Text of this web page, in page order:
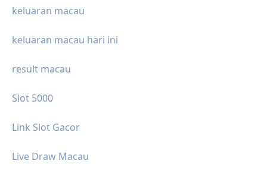
keluaran macau
keluaran macau hari ini
result macau
Slot 5000
Link Slot Gacor
Live Draw Macau